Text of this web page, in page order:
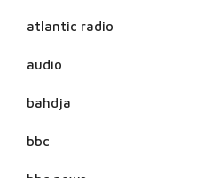
atlantic radio
audio
bahdja
bbc